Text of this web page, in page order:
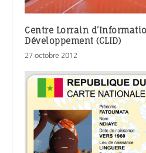
Centre Lorrain
Développement (CLID)
27 octobre 2012